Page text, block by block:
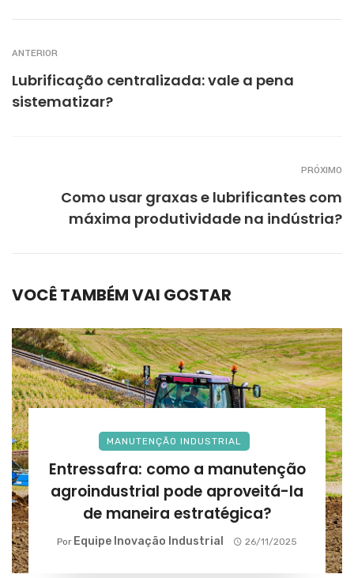
ANTERIOR
Lubrificação centralizada: vale a pena
sistematizar?
PRÓXIMO
Como usar graxas e lubrificantes com
máxima produtividade na indústria?
VOCÊ TAMBÉM VAI GOSTAR
MANUTENÇÃO INDUSTRIAL
Entressafra: como a manutenção
agroindustrial pode aproveitá-la
de maneira estratégica?
Por Equipe Inovação Industrial 26/11/2025